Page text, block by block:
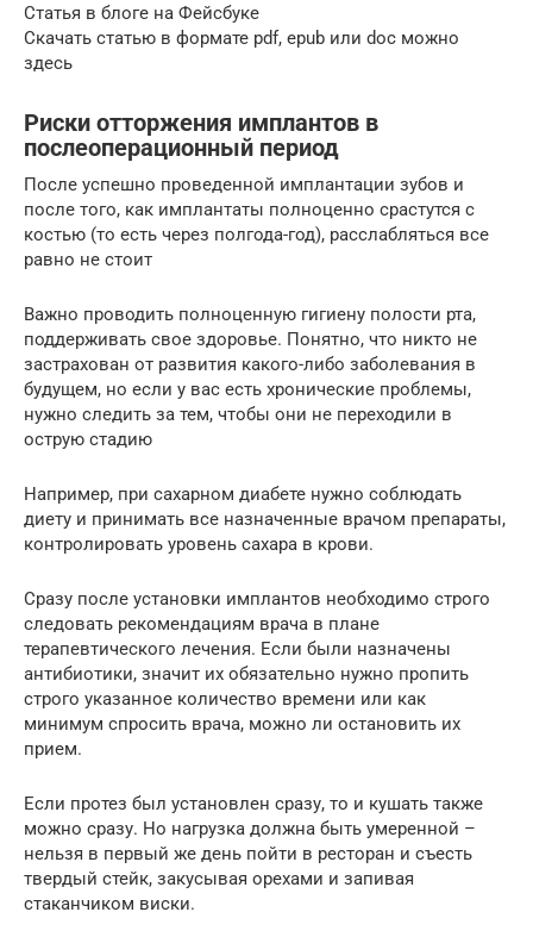
Статья в блоге на Фейсбуке
Скачать статью в формате pdf, epub или doc можно
здесь
Риски отторжения имплантов в
послеоперационный период
После успешно проведенной имплантации зубов и
после того, как имплантаты полноценно срастутся с
костью (то есть через полгода-год), расслабляться все
равно не стоит
Важно проводить полноценную гигиену полости рта,
поддерживать свое здоровье. Понятно, что никто не
застрахован от развития какого-либо заболевания в
будущем, но если у вас есть хронические проблемы,
нужно следить за тем, чтобы они не переходили в
острую стадию
Например, при сахарном диабете нужно соблюдать
диету и принимать все назначенные врачом препараты,
контролировать уровень сахара в крови.
Сразу после установки имплантов необходимо строго
следовать рекомендациям врача в плане
терапевтического лечения. Если были назначены
антибиотики, значит их обязательно нужно пропить
строго указанное количество времени или как
минимум спросить врача, можно ли остановить их
прием.
Если протез был установлен сразу, то и кушать также
можно сразу. Но нагрузка должна быть умеренной –
нельзя в первый же день пойти в ресторан и съесть
твердый стейк, закусывая орехами и запивая
стаканчиком виски.